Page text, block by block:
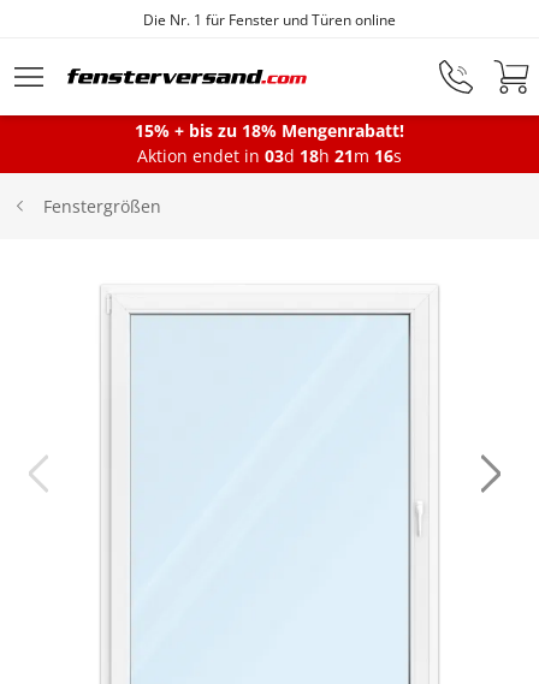
Zum Hauptinhalt springen
Die Nr. 1 für Fenster und Türen online
Montageservice
15% + bis zu 18% Mengenrabatt!
Aktion endet in 03d 18h 21m 16s
Fenstergrößen